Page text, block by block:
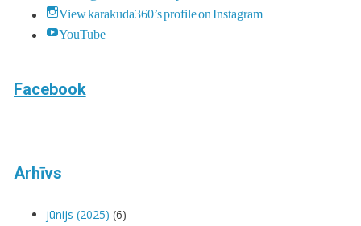
View karakuda360’s profile on Instagram
YouTube
Facebook
Arhīvs
jūnijs (2025) (6)